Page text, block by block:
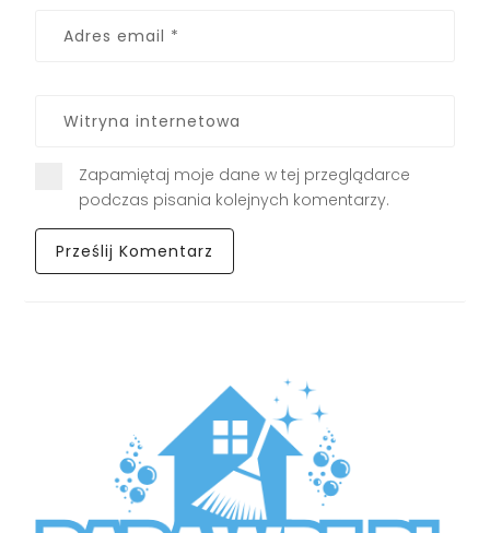
Zapamiętaj moje dane w tej przeglądarce
podczas pisania kolejnych komentarzy.